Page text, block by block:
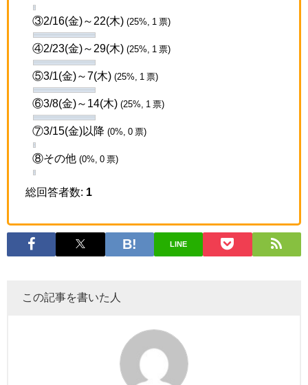
③2/16(金)～22(木) (25%, 1 票)
④2/23(金)～29(木) (25%, 1 票)
⑤3/1(金)～7(木) (25%, 1 票)
⑥3/8(金)～14(木) (25%, 1 票)
⑦3/15(金)以降 (0%, 0 票)
⑧その他 (0%, 0 票)
総回答者数: 1
LINE
この記事を書いた人